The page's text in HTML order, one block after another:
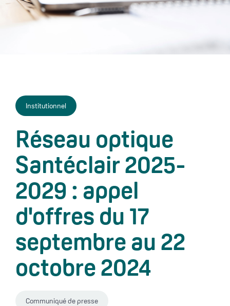
Institutionnel
Réseau optique
Santéclair 2025-
2029 : appel
d'offres du 17
septembre au 22
octobre 2024
Communiqué de presse